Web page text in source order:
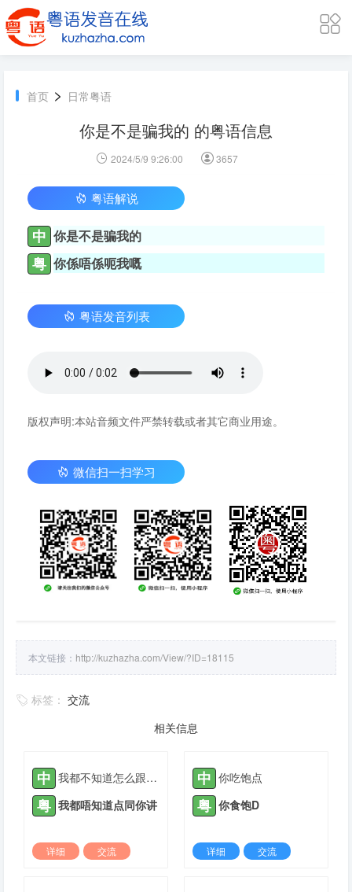
首页 > 日常粤语
你是不是骗我的 的粤语信息
2024/5/9 9:26:00 3657
粤语解说
中 你是不是骗我的
粤 你係唔係呃我嘅
粤语发音列表
版权声明:本站音频文件严禁转载或者其它商业用途。
微信扫一扫学习
本文链接： http://kuzhazha.com/View/?ID=18115
标签： 交流
相关信息
中 我都不知道怎么跟你说
粤 我都唔知道点同你讲
详细
交流
中 你吃饱点
粤 你食饱D
详细
交流